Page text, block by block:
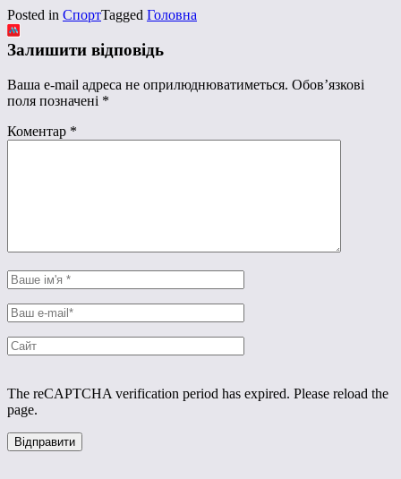
Posted in СпортTagged Головна
Залишити відповідь
Ваша e-mail адреса не оприлюднюватиметься. Обов’язкові
поля позначені *
Коментар *
The reCAPTCHA verification period has expired. Please reload the
page.